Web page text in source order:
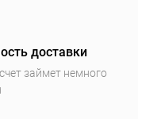
доставки
займет немного